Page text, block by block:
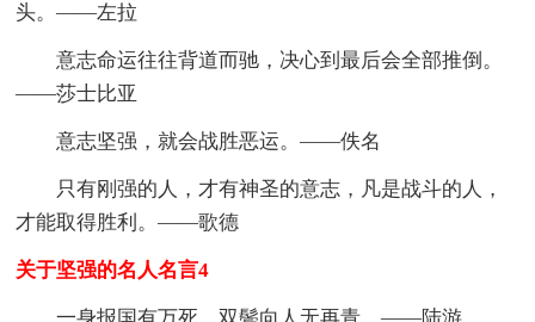
头。——左拉
意志命运往往背道而驰，决心到最后会全部推倒。
——莎士比亚
意志坚强，就会战胜恶运。——佚名
只有刚强的人，才有神圣的意志，凡是战斗的人，
才能取得胜利。——歌德
关于坚强的名人名言4